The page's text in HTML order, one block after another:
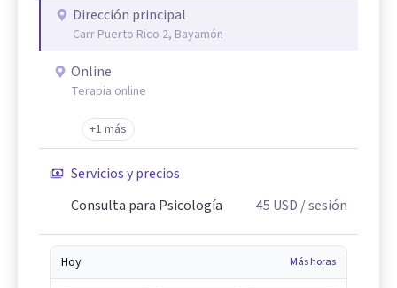
Dirección principal
Carr Puerto Rico 2, Bayamón
Online
Terapia online
+1 más
Servicios y precios
Consulta para Psicología
45 USD / sesión
Hoy Más horas